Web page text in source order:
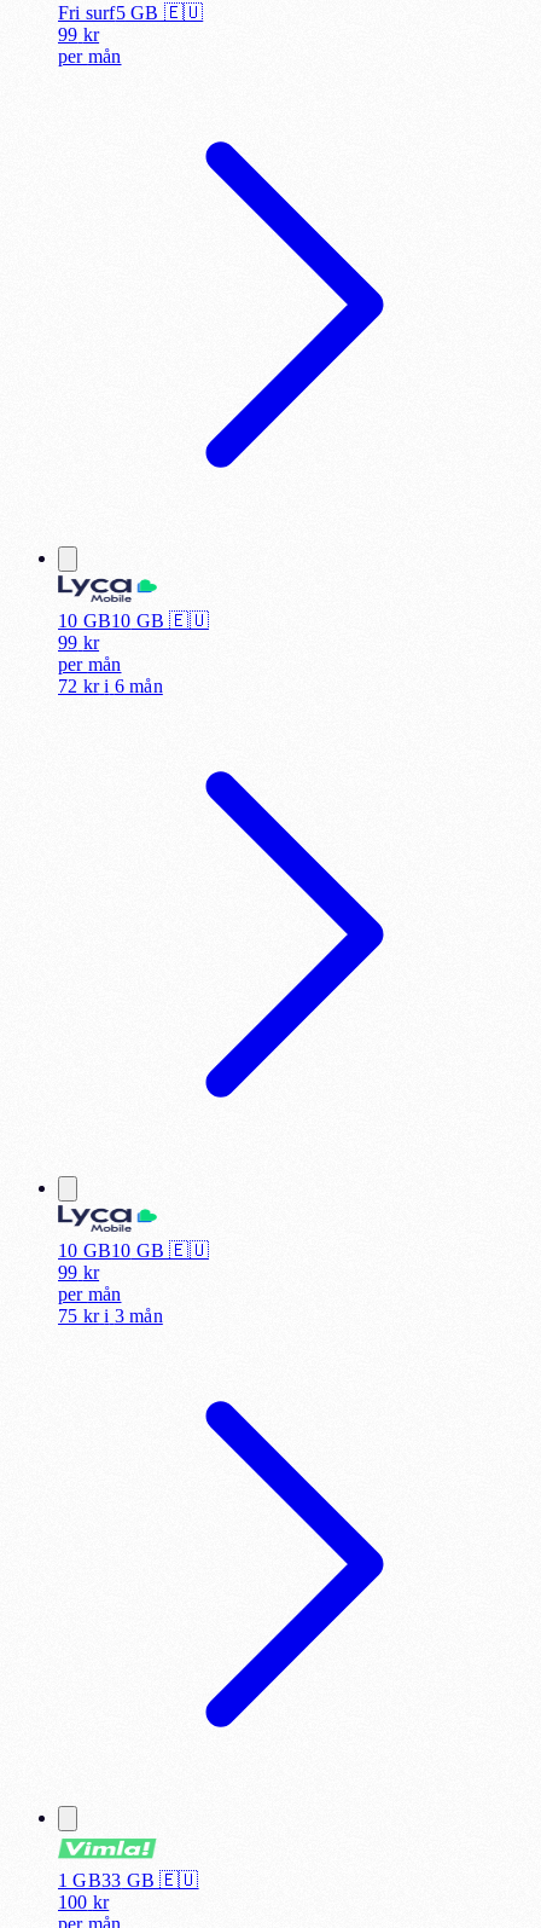
Fri surf5GB 🇪🇺
99 kr
per mån
10 GB10 GB 🇪🇺
99 kr
per mån
72 kr i 6 mån
10 GB10 GB 🇪🇺
99 kr
per mån
75 kr i 3 mån
1 GB33 GB 🇪🇺
100 kr
per mån